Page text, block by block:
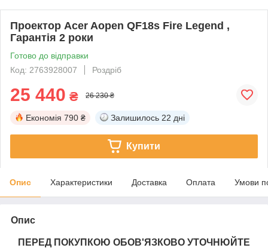
Проектор Acer Aopen QF18s Fire Legend ,
Гарантія 2 роки
Готово до відправки
Код: 2763928007
Роздріб
25 440 ₴ 26 230 ₴
Економія 790 ₴ Залишилось 22 дні
Купити
Опис Характеристики Доставка Оплата Умови
Опис
ПЕРЕД ПОКУПКОЮ ОБОВ'ЯЗКОВО УТОЧНЮЙТЕ